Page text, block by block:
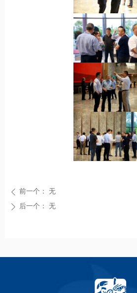
ꄴ 前一个： 无
ꄲ 后一个： 无